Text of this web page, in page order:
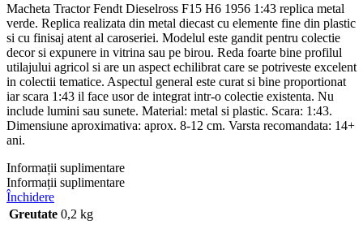
Macheta Tractor Fendt Dieselross F15 H6 1956 1:43 replica metal
verde. Replica realizata din metal diecast cu elemente fine din plastic
si cu finisaj atent al caroseriei. Modelul este gandit pentru colectie
decor si expunere in vitrina sau pe birou. Reda foarte bine profilul
utilajului agricol si are un aspect echilibrat care se potriveste excelent
in colectii tematice. Aspectul general este curat si bine proportionat
iar scara 1:43 il face usor de integrat intr-o colectie existenta. Nu
include lumini sau sunete. Material: metal si plastic. Scara: 1:43.
Dimensiune aproximativa: aprox. 8-12 cm. Varsta recomandata: 14+
ani.
Informații suplimentare
Informații suplimentare
Închidere
Greutate 0,2 kg